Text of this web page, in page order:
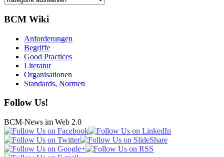
BCM Wiki
Anforderungen
Begriffe
Good Practices
Literatur
Organisationen
Standards, Normen
Follow Us!
BCM-News im Web 2.0